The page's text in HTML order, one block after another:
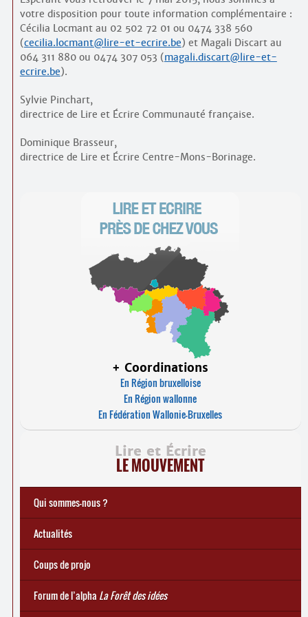
votre disposition pour toute information complémentaire :
Cécilia Locmant au 02 502 72 01 ou 0474 338 560
(cecilia.locmant@lire-et-ecrire.be) et Magali Discart au
064 311 880 ou 0474 307 053 (magali.discart@lire-et-
ecrire.be).
Sylvie Pinchart,
directrice de Lire et Écrire Communauté française.
Dominique Brasseur,
directrice de Lire et Écrire Centre-Mons-Borinage.
+ Coordinations
En Région bruxelloise
En Région wallonne
En Fédération Wallonie-Bruxelles
Lire et Écrire
LE MOUVEMENT
Qui sommes-nous ?
Notre histoire
Le mouvement Lire et Écrire
Charte de Lire et Écrire
Actions de recherches et études
Actions de formations de formateurs
... Tous les articles
Actualités
Coups de projo
Forum de l’alpha La Forêt des idées